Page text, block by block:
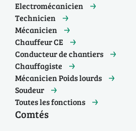
Electromécanicien
Technicien
Mécanicien
Chauffeur CE
Conducteur de chantiers
Chauffagiste
Mécanicien Poids lourds
Soudeur
Toutes les fonctions
Comtés